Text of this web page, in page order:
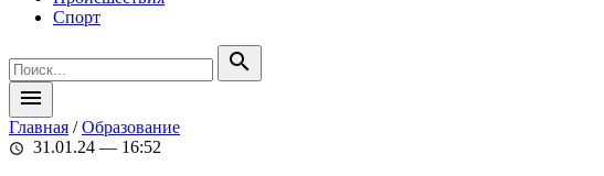
Спорт
search
menu
Главная /Образование
schedule 31.01.24 — 16:52